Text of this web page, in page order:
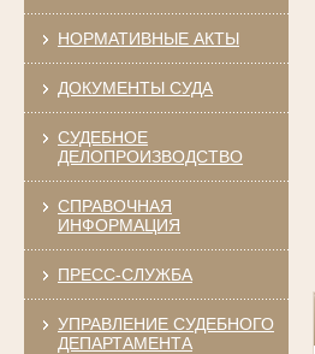
НОРМАТИВНЫЕ АКТЫ
ДОКУМЕНТЫ СУДА
СУДЕБНОЕ
ДЕЛОПРОИЗВОДСТВО
СПРАВОЧНАЯ
ИНФОРМАЦИЯ
ПРЕСС-СЛУЖБА
УПРАВЛЕНИЕ СУДЕБНОГО
ДЕПАРТАМЕНТА